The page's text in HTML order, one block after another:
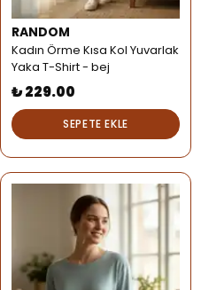
RANDOM
Kadın Örme Kısa Kol Yuvarlak
Yaka T-Shirt - bej
₺ 229.00
SEPETE EKLE